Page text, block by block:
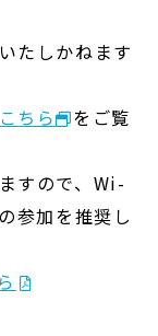
たしかねます
こちら
をご覧
すので、Wi-
参加を推奨し